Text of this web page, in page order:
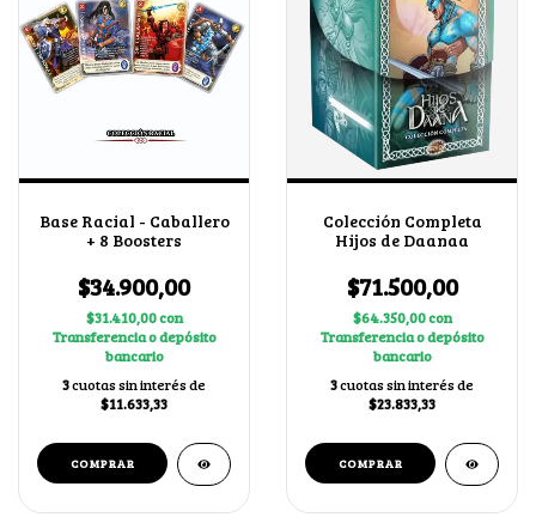
Base Racial - Caballero
+ 8 Boosters
$34.900,00
$31.410,00con
Transferencia o depósito
bancario
3cuotas sin interés de
$11.633,33
Colección Completa
Hijos de Daanaa
$71.500,00
$64.350,00con
Transferencia o depósito
bancario
3cuotas sin interés de
$23.833,33